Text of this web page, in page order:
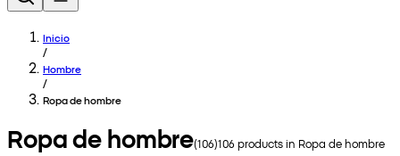
Inicio
/
Hombre
/
Ropa de hombre
Ropa de hombre(106)106 products in Ropa de hombre